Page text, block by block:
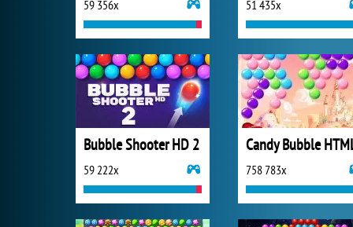
59 356x 51 435x
Bubble Shooter HD 2
59 222x
Candy Bubble
758 783x